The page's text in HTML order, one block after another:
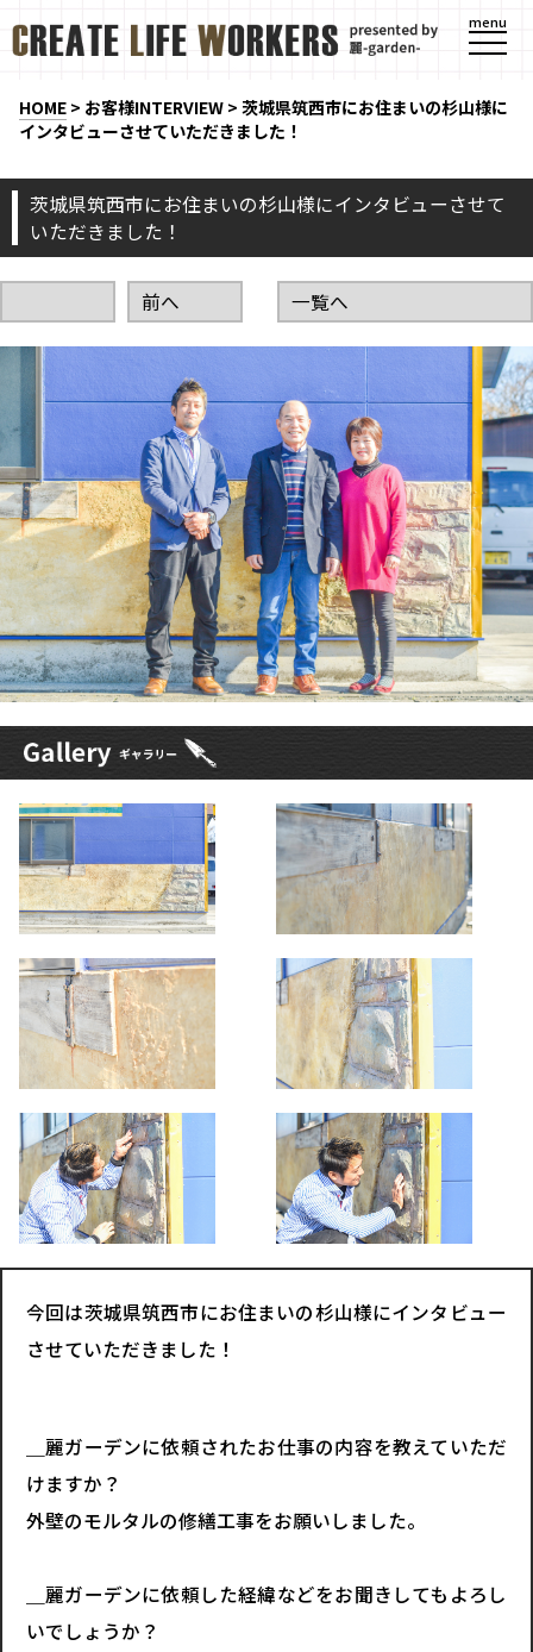
menu
HOME > お客様INTERVIEW > 茨城県筑西市にお住まいの杉山様に
インタビューさせていただきました！
茨城県筑西市にお住まいの杉山様にインタビューさせて
いただきました！
前へ 一覧へ
今回は茨城県筑西市にお住まいの杉山様にインタビュー
させていただきました！
＿麗ガーデンに依頼されたお仕事の内容を教えていただ
けますか？
外壁のモルタルの修繕工事をお願いしました。
＿麗ガーデンに依頼した経緯などをお聞きしてもよろし
いでしょうか？